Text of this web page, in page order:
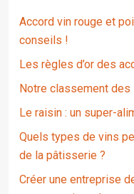
Accord vin rouge et
conseils !
Les règles d’or des
Notre classement
Le raisin : un super-
Quels types de vins
de la pâtisserie ?
Créer une entreprise